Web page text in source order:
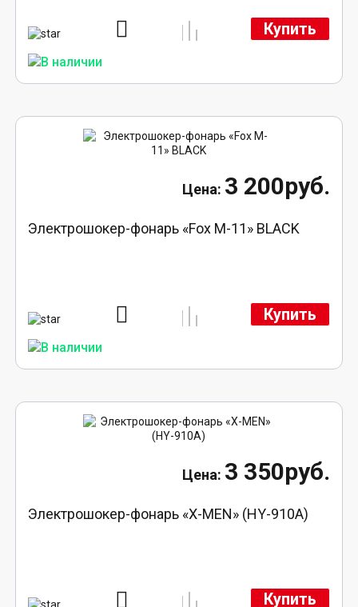
Купить
3 200руб.
Электрошокер-фонарь «Fox M-11» BLACK
Купить
3 350руб.
Электрошокер-фонарь «X-MEN» (HY-910A)
Купить